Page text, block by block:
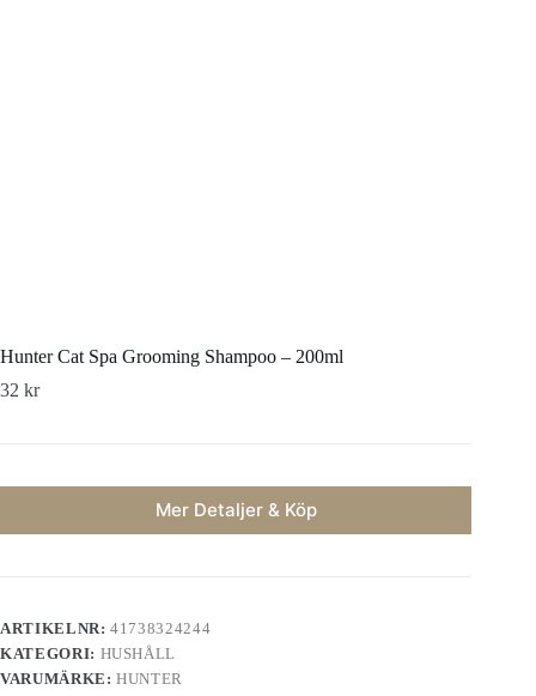
Hunter Cat Spa Grooming Shampoo – 200ml
32 kr
Mer Detaljer & Köp
ARTIKELNR:41738324244
KATEGORI: HUSHÅLL
VARUMÄRKE:HUNTER